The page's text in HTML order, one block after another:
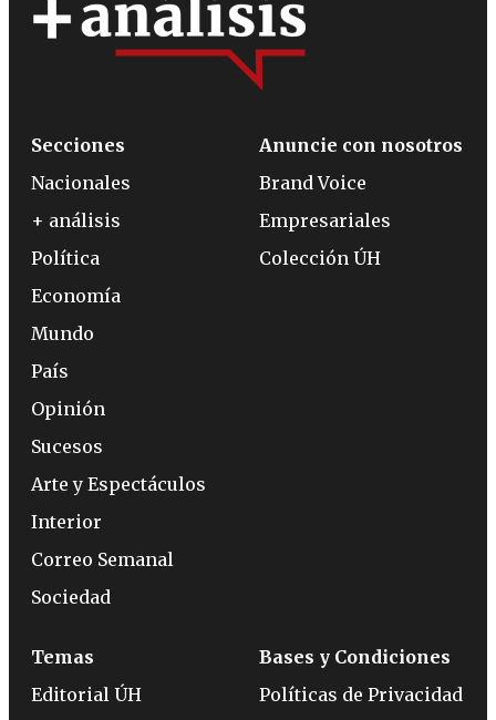
Secciones
Nacionales
+ análisis
Política
Economía
Mundo
País
Opinión
Sucesos
Arte y Espectáculos
Interior
Correo Semanal
Sociedad
Anuncie con nosotros
Brand Voice
Empresariales
Colección ÚH
Temas
Editorial ÚH
Bases y Condiciones
Políticas de Privacidad